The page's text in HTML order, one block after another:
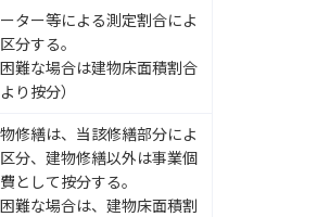
ター等による測定割合によ
分する。
困難な場合は建物床面積割合
り按分）
修繕は、当該修繕部分によ
区分、建物修繕以外は事業個
として按分する。
困難な場合は、建物床面積割